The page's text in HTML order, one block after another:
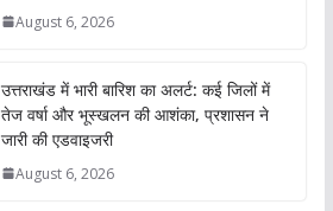
August 6, 2026
उत्तराखंड में भारी बारिश का अलर्ट: कई जिलों में
तेज वर्षा और भूस्खलन की आशंका, प्रशासन ने
जारी की एडवाइजरी
August 6, 2026